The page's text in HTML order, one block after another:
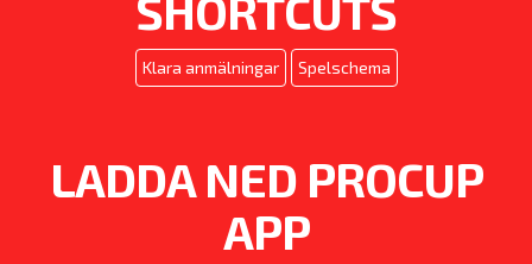
Klara anmälningar Spelschema
LADDA NED PROCUP
APP